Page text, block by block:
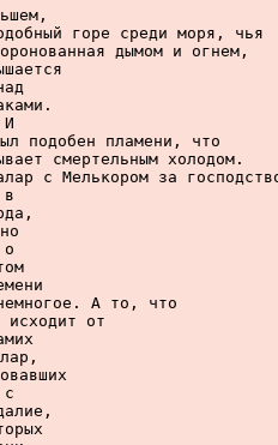
горе среди моря, чья
дымом и огнем,
И
подобен пламени, что
смертельным холодом.
с Мелькором за
в
но
о
А то, что
исходит от
с